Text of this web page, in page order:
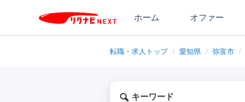
ホーム オファー
転職・求人トップ / 愛知県 / 弥富市 /
キーワード